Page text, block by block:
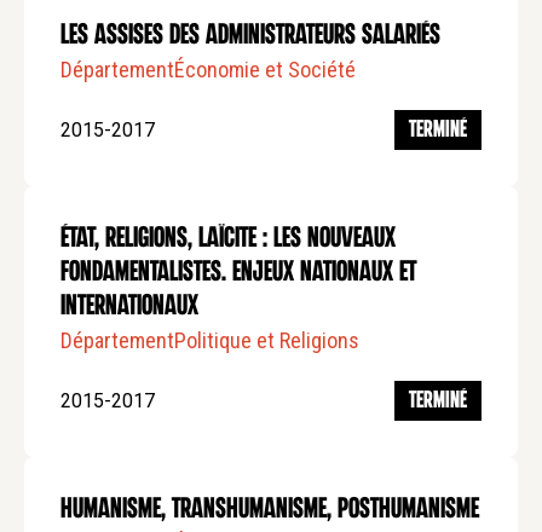
Les assises des administrateurs salariés
DépartementÉconomie et Société
2015-2017 TERMINÉ
État, Religions, Laïcite : les nouveaux
fondamentalistes. Enjeux nationaux et
internationaux
DépartementPolitique et Religions
2015-2017 TERMINÉ
Humanisme, Transhumanisme, Posthumanisme